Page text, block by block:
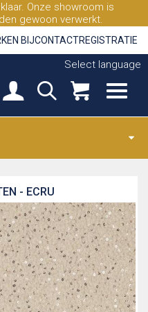
Onze showroom is
gewoon verwerkt.
BIJCONTACTREGISTRATIE
Select language
- ECRU